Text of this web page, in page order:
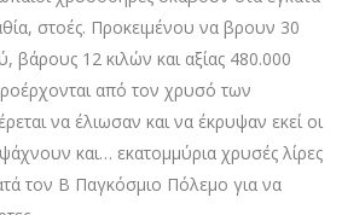
στοές. Προκειμένου να βρουν 30
βάρους 12 κιλών και αξίας 480.000
από τον χρυσό των
να έλιωσαν και να έκρυψαν εκεί οι
και… εκατομμύρια χρυσές λίρες
τον Β Παγκόσμιο Πόλεμο για να